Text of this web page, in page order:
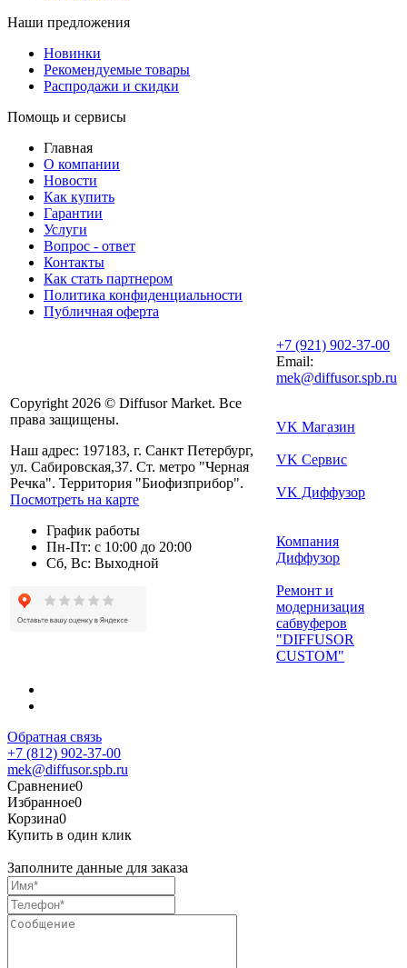
Наши предложения
Новинки
Рекомендуемые товары
Распродажи и скидки
Помощь и сервисы
Главная
О компании
Новости
Как купить
Гарантии
Услуги
Вопрос - ответ
Контакты
Как стать партнером
Политика конфиденциальности
Публичная оферта
Copyright 2026 © Diffusor Market. Все
права защищены.
Наш адрес: 197183, г. Санкт Петербург,
ул. Сабировская,37. Ст. метро "Черная
Речка". Территория "Биофизприбор".
Посмотреть на карте
График работы
Пн-Пт: с 10:00 до 20:00
Сб, Вс: Выходной
+7 (921) 902-37-00
Email:
mek@diffusor.spb.ru
VK Магазин
VK Сервис
VK Диффузор
Компания
Диффузор
Ремонт и
модернизация
сабвуферов
"DIFFUSOR
CUSTOM"
Обратная связь
+7 (812) 902-37-00
mek@diffusor.spb.ru
Сравнение0
Избранное0
Корзина0
Купить в один клик
Заполните данные для заказа